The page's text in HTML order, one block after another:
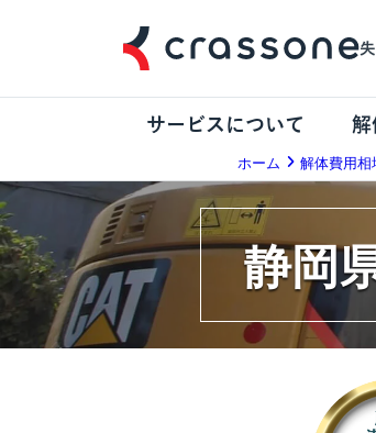
サービスについて 解
ホーム 解体費用相
静岡